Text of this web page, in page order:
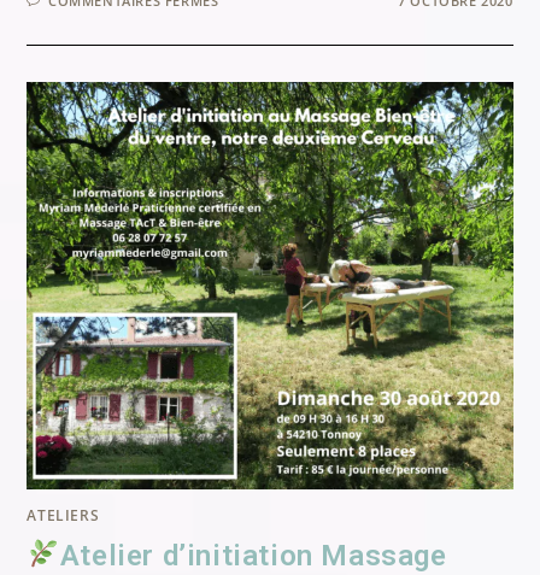
D’INITIATION
BIEN-
ÊTRE
DU
THORAX
&
AMPLIFICATION
DE
LA
RESPIRATION
ATELIERS
Atelier d’initiation Massage